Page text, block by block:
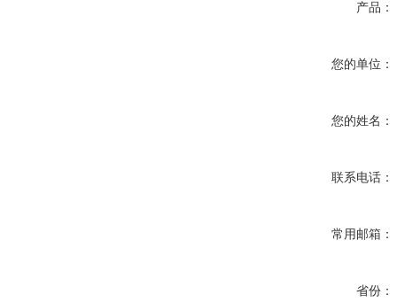
产品：
您的单位：
您的姓名：
联系电话：
常用邮箱：
省份：